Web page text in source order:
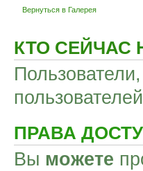
Вернуться в Галерея
КТО СЕЙЧАС
ПРАВА
Вы можете